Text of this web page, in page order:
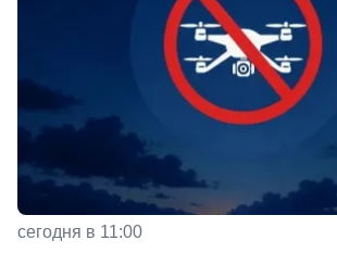
сегодня в 11:00